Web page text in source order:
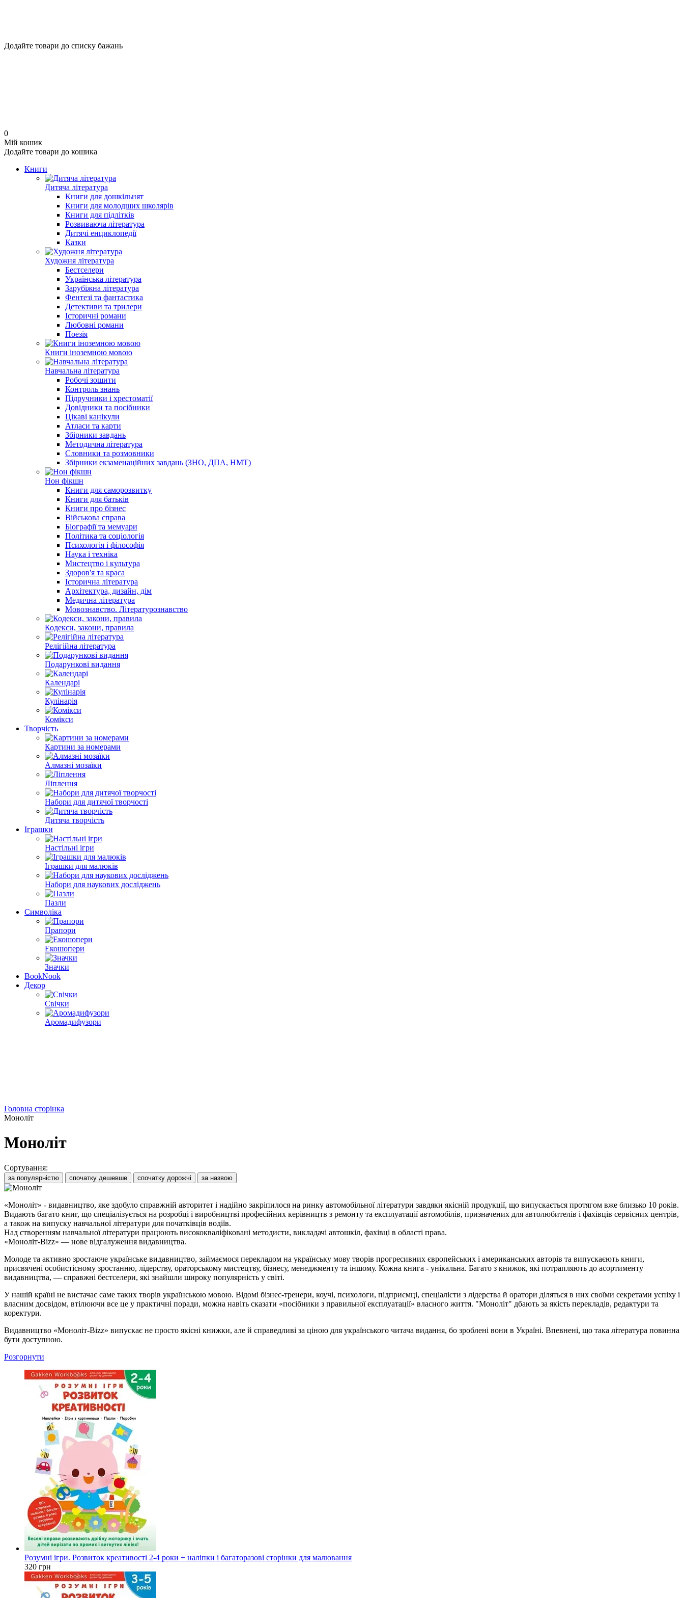
Додайте товари до списку бажань
0
Мій кошик
Додайте товари до кошика
Книги
Дитяча література
Книги для дошкільнят
Книги для молодших школярів
Книги для підлітків
Розвиваюча література
Дитячі енциклопедії
Казки
Художня література
Бестселери
Українська література
Зарубіжна література
Фентезі та фантастика
Детективи та трилери
Історичні романи
Любовні романи
Поезія
Книги іноземною мовою
Навчальна література
Робочі зошити
Контроль знань
Підручники і хрестоматії
Довідники та посібники
Цікаві канікули
Атласи та карти
Збірники завдань
Методична література
Словники та розмовники
Збірники екзаменаційних завдань (ЗНО, ДПА, НМТ)
Нон фікшн
Книги для саморозвитку
Книги для батьків
Книги про бізнес
Військова справа
Біографії та мемуари
Політика та соціологія
Психологія і філософія
Наука і техніка
Мистецтво і культура
Здоров'я та краса
Історична література
Архітектура, дизайн, дім
Медична література
Мовознавство. Літературознавство
Кодекси, закони, правила
Релігійна література
Подарункові видання
Календарі
Кулінарія
Комікси
Творчість
Картини за номерами
Алмазні мозаїки
Ліплення
Набори для дитячої творчості
Дитяча творчість
Іграшки
Настільні ігри
Іграшки для малюків
Набори для наукових досліджень
Пазли
Символіка
Прапори
Екошопери
Значки
BookNook
Декор
Свічки
Аромадифузори
Головна сторінка
Моноліт
Моноліт
Сортування:
за популярністю спочатку дешевше спочатку дорожчі за назвою
«Моноліт» - видавництво, яке здобуло справжній авторитет і надійно закріпилося на ринку автомобільної літератури завдяки якісній продукції, що випускається протягом вже близько 10 років.
Видають багато книг, що спеціалізується на розробці і виробництві професійних керівництв з ремонту та експлуатації автомобілів, призначених для автолюбителів і фахівців сервісних центрів,
а також на випуску навчальної літератури для початківців водіїв.
Над створенням навчальної літератури працюють висококваліфіковані методисти, викладачі автошкіл, фахівці в області права.
«Моноліт-Bizz» — нове відгалуження видавництва.
Молоде та активно зростаюче українське видавництво, займаємося перекладом на українську мову творів прогресивних європейських і американських авторів та випускаєють книги,
присвячені особистісному зростанню, лідерству, ораторському мистецтву, бізнесу, менеджменту та іншому. Кожна книга - унікальна. Багато з книжок, які потрапляють до асортименту
видавництва, — справжні бестселери, які знайшли широку популярність у світі.
У нашій країні не вистачає саме таких творів українською мовою. Відомі бізнес-тренери, коучі, психологи, підприємці, спеціалісти з лідерства й оратори діляться в них своїми секретами успіху і
власним досвідом, втілюючи все це у практичні поради, можна навіть сказати «посібники з правильної експлуатації» власного життя. "Моноліт" дбають за якість перекладів, редактури та
коректури.
Видавництво «Моноліт-Bizz» випускає не просто якісні книжки, але й справедливі за ціною для українського читача видання, бо зроблені вони в Україні. Впевнені, що така література повинна
бути доступною.
Розгорнути
Розумні ігри. Розвиток креативості 2-4 роки + наліпки і багаторазові сторінки для малювання
320 грн